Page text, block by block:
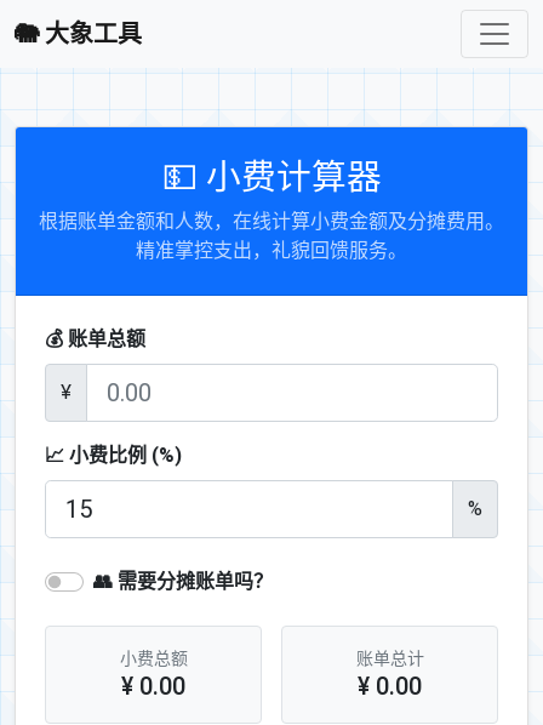
🐘 大象工具
💵 小费计算器
根据账单金额和人数，在线计算小费金额及分摊费用。
精准掌控支出，礼貌回馈服务。
💰 账单总额
¥
📈 小费比例 (%)
%
👥 需要分摊账单吗？
小费总额
¥ 0.00
账单总计
¥ 0.00